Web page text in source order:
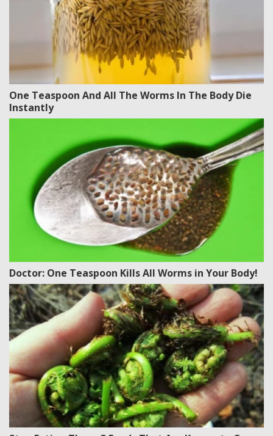
One Teaspoon And All The Worms In The Body Die
Instantly
Doctor: One Teaspoon Kills All Worms in Your Body!